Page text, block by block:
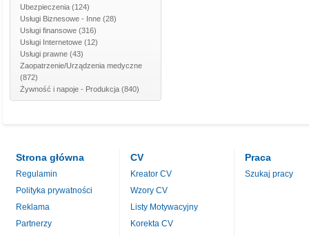
Ubezpieczenia (124)
Usługi Biznesowe - Inne (28)
Usługi finansowe (316)
Usługi Internetowe (12)
Usługi prawne (43)
Zaopatrzenie/Urządzenia medyczne
(872)
Żywność i napoje - Produkcja (840)
Strona główna
Regulamin
Polityka prywatności
Reklama
Partnerzy
CV
Kreator CV
Wzory CV
Listy Motywacyjny
Korekta CV
Praca
Szukaj pracy